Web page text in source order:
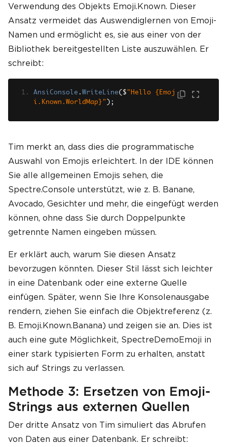
Verwendung des Objekts Emoji.Known. Dieser
Ansatz vermeidet das Auswendiglernen von Emoji-
Namen und ermöglicht es, sie aus einer von der
Bibliothek bereitgestellten Liste auszuwählen. Er
schreibt:
AnsiConsole . WriteLine( $ "Hello {Emoj
i.Known.WorldMap}" );
Tim merkt an, dass dies die programmatische
Auswahl von Emojis erleichtert. In der IDE können
Sie alle allgemeinen Emojis sehen, die
Spectre.Console unterstützt, wie z. B. Banane,
Avocado, Gesichter und mehr, die eingefügt werden
können, ohne dass Sie durch Doppelpunkte
getrennte Namen eingeben müssen.
Er erklärt auch, warum Sie diesen Ansatz
bevorzugen könnten. Dieser Stil lässt sich leichter
in eine Datenbank oder eine externe Quelle
einfügen. Später, wenn Sie Ihre Konsolenausgabe
rendern, ziehen Sie einfach die Objektreferenz (z.
B. Emoji.Known.Banana) und zeigen sie an. Dies ist
auch eine gute Möglichkeit, SpectreDemoEmoji in
einer stark typisierten Form zu erhalten, anstatt
sich auf Strings zu verlassen.
Methode 3: Ersetzen von Emoji-
Strings aus externen Quellen
Der dritte Ansatz von Tim simuliert das Abrufen
von Daten aus einer Datenbank. Er schreibt: